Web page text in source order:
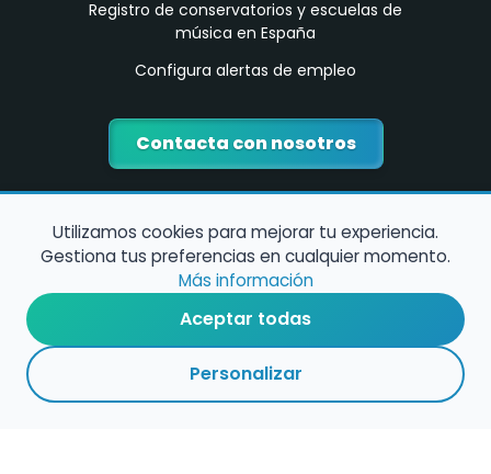
Registro de conservatorios y escuelas de
música en España
Configura alertas de empleo
Contacta con nosotros
Política de Cookies
Política de Privacidad
Utilizamos cookies para mejorar tu experiencia.
Gestiona tus preferencias en cualquier momento.
Más información
Aceptar todas
Personalizar